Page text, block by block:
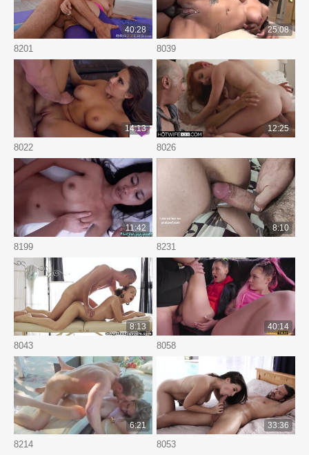
8201
40:28
8039
25:08
8022
14:13
8026
12:25
8199
11:42
8231
8:10
8043
8:13
8058
40:14
8214
6:21
8053
33:36